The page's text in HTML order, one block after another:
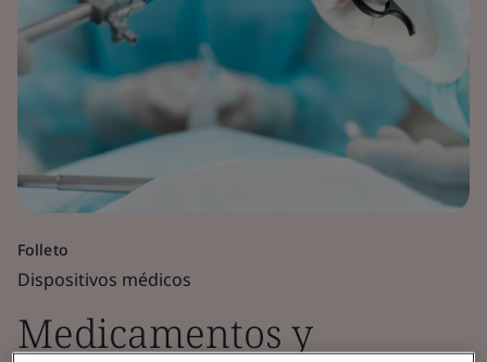
Folleto
Dispositivos médicos
Medicamentos y